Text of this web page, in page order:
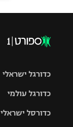
כדורגל ישראלי
כדורגל עולמי
כדורסל ישראלי